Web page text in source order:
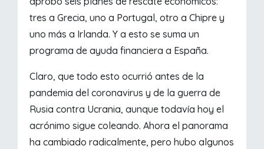
tres a Grecia, uno a Portugal, otro a Chipre y
uno más a Irlanda. Y a esto se suma un
programa de ayuda financiera a España.
Claro, que todo esto ocurrió antes de la
pandemia del coronavirus y de la guerra de
Rusia contra Ucrania, aunque todavía hoy el
acrónimo sigue coleando. Ahora el panorama
ha cambiado radicalmente, pero hubo algunos